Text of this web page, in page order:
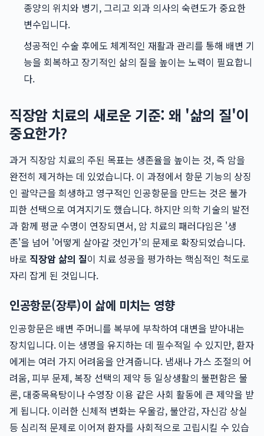
종양의 위치와 병기, 그리고 외과 의사의 숙련도가 중요한
변수입니다.
성공적인 수술 후에도 체계적인 재활과 관리를 통해 배변 기
능을 회복하고 장기적인 삶의 질을 높이는 노력이 필요합니
다.
직장암 치료의 새로운 기준: 왜 '삶의 질'이
중요한가?
과거 직장암 치료의 주된 목표는 생존율을 높이는 것, 즉 암을
완전히 제거하는 데 있었습니다. 이 과정에서 항문 기능의 상징
인 괄약근을 희생하고 영구적인 인공항문을 만드는 것은 불가
피한 선택으로 여겨지기도 했습니다. 하지만 의학 기술의 발전
과 함께 평균 수명이 연장되면서, 암 치료의 패러다임은 '생
존'을 넘어 '어떻게 살아갈 것인가'의 문제로 확장되었습니다.
바로 직장암 삶의 질이 치료 성공을 평가하는 핵심적인 척도로
자리 잡게 된 것입니다.
인공항문(장루)이 삶에 미치는 영향
인공항문은 배변 주머니를 복부에 부착하여 대변을 받아내는
장치입니다. 이는 생명을 유지하는 데 필수적일 수 있지만, 환자
에게는 여러 가지 어려움을 안겨줍니다. 냄새나 가스 조절의 어
려움, 피부 문제, 복장 선택의 제약 등 일상생활의 불편함은 물
론, 대중목욕탕이나 수영장 이용 같은 사회 활동에 큰 제약을 받
게 됩니다. 이러한 신체적 변화는 우울감, 불안감, 자신감 상실
등 심리적 문제로 이어져 환자를 사회적으로 고립시킬 수 있습